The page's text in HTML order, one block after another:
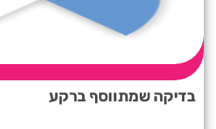
בדיקה שמתווסף ברקע